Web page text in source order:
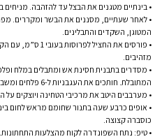
• בינתיים מטגנים את הבצל עד להזהבה. מניחים
• לאחר שעתיים, מסננים את הבשר ומקררים.
המטוגן, השקדים והתבלינים.
• פורסים את
מזהיבים.
• מסדרים בתבנית חסינת אש ומתבלים במלח
המתובלת. חותכים את העגבניות ל-6 פלחים ומשבצים בין הבשר.
• מערבבים היטב את מרכיבי הטחינה ויוצקים
כוסברה קצוצה.
• טיפ: נתח השפונדרה לקוח מהצלעות